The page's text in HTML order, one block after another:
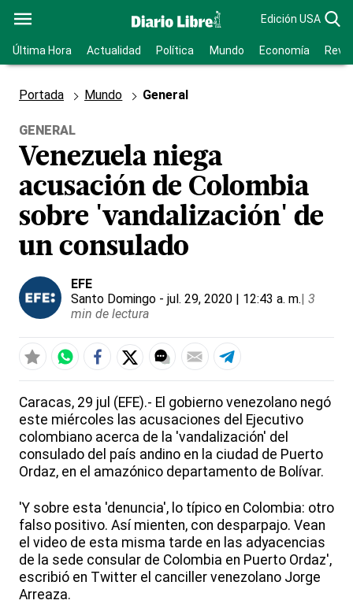
Edición USA
Última Hora Actualidad Política Mundo Economía
Portada Mundo General
GENERAL
Venezuela niega
acusación de Colombia
sobre 'vandalización' de
un consulado
EFE
Santo Domingo - jul. 29, 2020 | 12:43 a. m.| 3
min de lectura
Caracas, 29 jul (EFE).- El gobierno venezolano negó
este miércoles las acusaciones del Ejecutivo
colombiano acerca de la 'vandalización' del
consulado del país andino en la ciudad de Puerto
Ordaz, en el amazónico departamento de Bolívar.
'Y sobre esta 'denuncia', lo típico en Colombia: otro
falso positivo. Así mienten, con desparpajo. Vean
el video de esta misma tarde en las adyacencias
de la sede consular de Colombia en Puerto Ordaz',
escribió en Twitter el canciller venezolano Jorge
Arreaza.